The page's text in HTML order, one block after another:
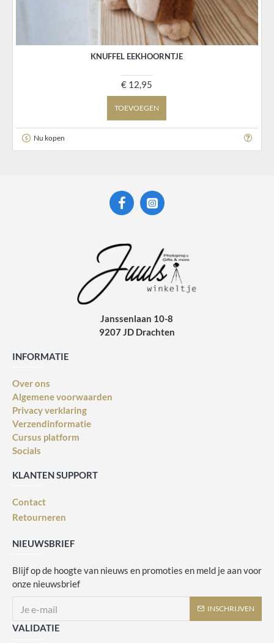
KNUFFEL EEKHOORNTJE
€ 12,95
TOEVOEGEN
Nu kopen
Janssenlaan 10-8
9207 JD Drachten
INFORMATIE
Over ons
Algemene voorwaarden
Privacy verklaring
Verzendinformatie
Cursus platform
Socials
KLANTEN SUPPORT
Contact
Retourneren
NIEUWSBRIEF
Blijf op de hoogte van nieuws en promoties en meld je aan voor
onze nieuwsbrief
INSCHRIJVEN
VALIDATIE